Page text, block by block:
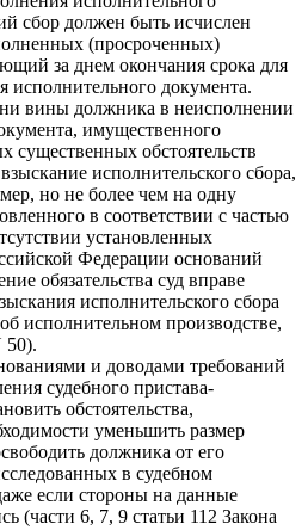
сбор должен быть исчислен
(просроченных)
за днем окончания срока для
исполнительного документа.
вины должника в неисполнении
имущественного
обстоятельств
исполнительского сбора,
но не более чем на одну
в соответствии с частью
установленных
Федерации оснований
обязательства суд вправе
исполнительского сбора
исполнительном производстве,
50).
и доводами требований
судебного пристава-
обстоятельства,
уменьшить размер
должника от его
в судебном
если стороны на данные
(части 6, 7, 9 статьи 112 Закона